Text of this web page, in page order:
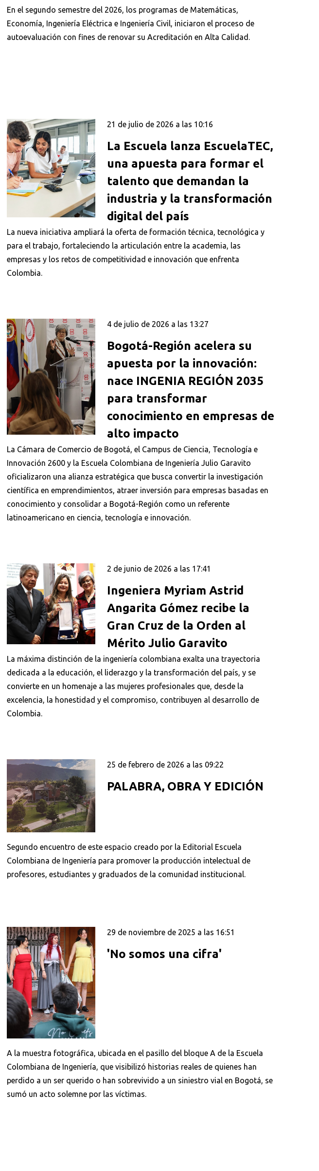
En el segundo semestre del 2026, los programas de Matemáticas,
Economía, Ingeniería Eléctrica e Ingeniería Civil, iniciaron el proceso de
autoevaluación con fines de renovar su Acreditación en Alta Calidad.
21 de julio de 2026 a las 10:16
La Escuela lanza EscuelaTEC,
una apuesta para formar el
talento que demandan la
industria y la transformación
digital del país
La nueva iniciativa ampliará la oferta de formación técnica, tecnológica y
para el trabajo, fortaleciendo la articulación entre la academia, las
empresas y los retos de competitividad e innovación que enfrenta
Colombia.
4 de julio de 2026 a las 13:27
Bogotá-Región acelera su
apuesta por la innovación:
nace INGENIA REGIÓN 2035
para transformar
conocimiento en empresas de
alto impacto
La Cámara de Comercio de Bogotá, el Campus de Ciencia, Tecnología e
Innovación 2600 y la Escuela Colombiana de Ingeniería Julio Garavito
oficializaron una alianza estratégica que busca convertir la investigación
científica en emprendimientos, atraer inversión para empresas basadas en
conocimiento y consolidar a Bogotá-Región como un referente
latinoamericano en ciencia, tecnología e innovación.
2 de junio de 2026 a las 17:41
Ingeniera Myriam Astrid
Angarita Gómez recibe la
Gran Cruz de la Orden al
Mérito Julio Garavito
La máxima distinción de la ingeniería colombiana exalta una trayectoria
dedicada a la educación, el liderazgo y la transformación del país, y se
convierte en un homenaje a las mujeres profesionales que, desde la
excelencia, la honestidad y el compromiso, contribuyen al desarrollo de
Colombia.
25 de febrero de 2026 a las 09:22
PALABRA, OBRA Y EDICIÓN
Segundo encuentro de este espacio creado por la Editorial Escuela
Colombiana de Ingeniería para promover la producción intelectual de
profesores, estudiantes y graduados de la comunidad institucional.
29 de noviembre de 2025 a las 16:51
'No somos una cifra'
A la muestra fotográfica, ubicada en el pasillo del bloque A de la Escuela
Colombiana de Ingeniería, que visibilizó historias reales de quienes han
perdido a un ser querido o han sobrevivido a un siniestro vial en Bogotá, se
sumó un acto solemne por las víctimas.
Buscar en: *